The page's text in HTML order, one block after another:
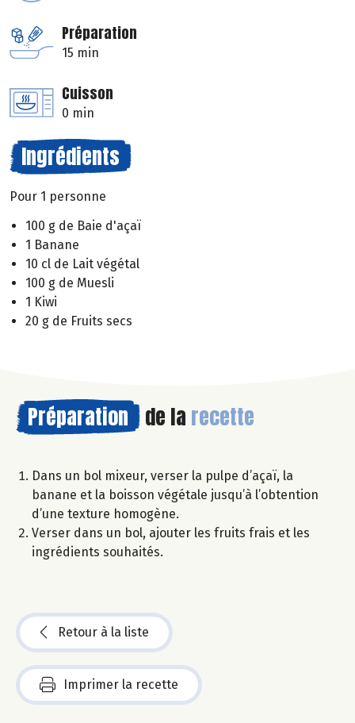
Préparation
15 min
Cuisson
0 min
Ingrédients
Pour 1 personne
100 g de Baie d'açaï
1 Banane
10 cl de Lait végétal
100 g de Muesli
1 Kiwi
20 g de Fruits secs
Préparation de la recette
Dans un bol mixeur, verser la pulpe d’açaï, la
banane et la boisson végétale jusqu’à l’obtention
d’une texture homogène.
Verser dans un bol, ajouter les fruits frais et les
ingrédients souhaités.
Retour à la liste
Imprimer la recette